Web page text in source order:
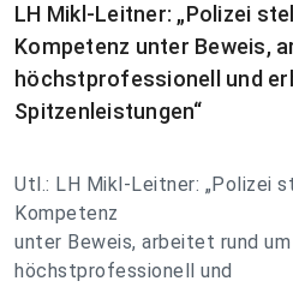
LH Mikl-Leitner: „Polizei
Kompetenz unter Beweis,
höchstprofessionell und
Spitzenleistungen“
Utl.: LH Mikl-Leitner: „Polizei
Kompetenz
unter Beweis, arbeitet rund um
höchstprofessionell und